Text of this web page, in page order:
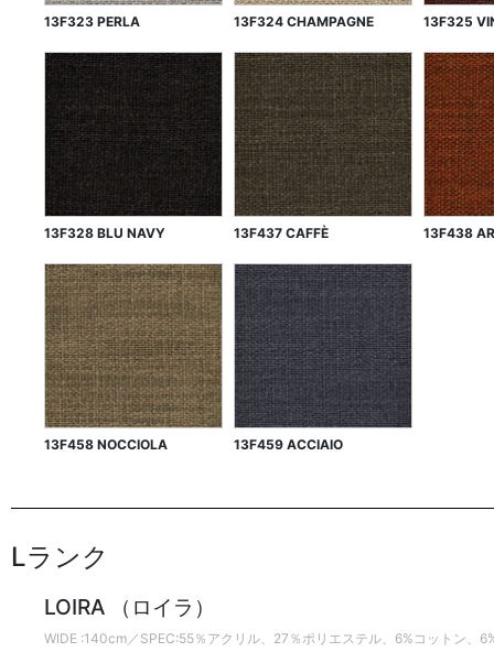
13F323 PERLA 13F324 CHAMPAGNE 13F325
13F328 BLU NAVY 13F437 CAFFÈ 13F438
13F458 NOCCIOLA 13F459 ACCIAIO
Lランク
LOIRA （ロイラ）
WIDE :140cm／SPEC:55％アクリル、27％ポリエステル、6%コットン、